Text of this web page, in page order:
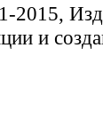
2015,
и